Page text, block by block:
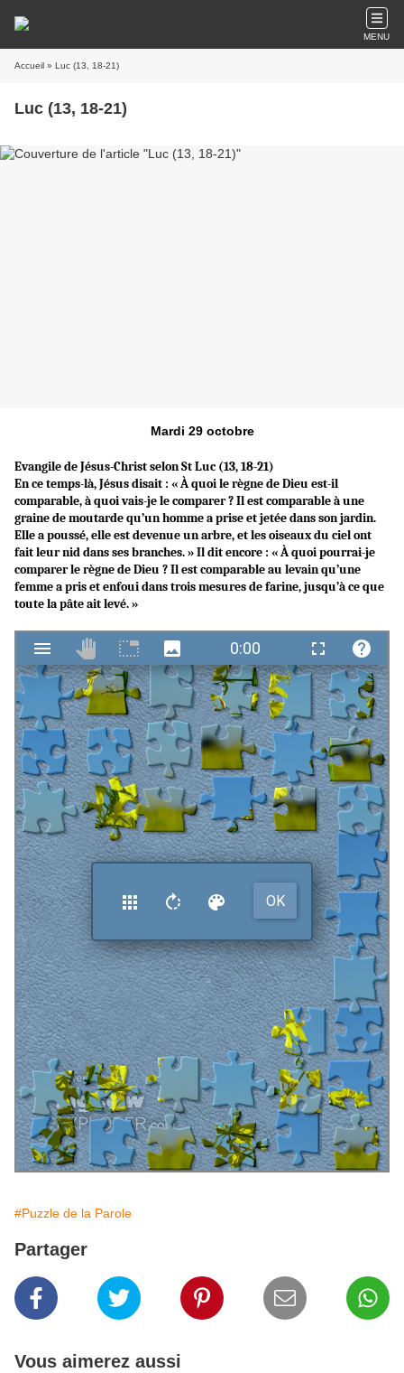
MENU
Accueil » Luc (13, 18-21)
Luc (13, 18-21)
Mardi 29 octobre
Evangile de Jésus-Christ selon St Luc (13, 18-21)
En ce temps-là, Jésus disait : « À quoi le règne de Dieu est-il
comparable, à quoi vais-je le comparer ? Il est comparable à une
graine de moutarde qu’un homme a prise et jetée dans son jardin.
Elle a poussé, elle est devenue un arbre, et les oiseaux du ciel ont
fait leur nid dans ses branches. » Il dit encore : « À quoi pourrai-je
comparer le règne de Dieu ? Il est comparable au levain qu’une
femme a pris et enfoui dans trois mesures de farine, jusqu’à ce que
toute la pâte ait levé. »
#Puzzle de la Parole
Partager
Vous aimerez aussi